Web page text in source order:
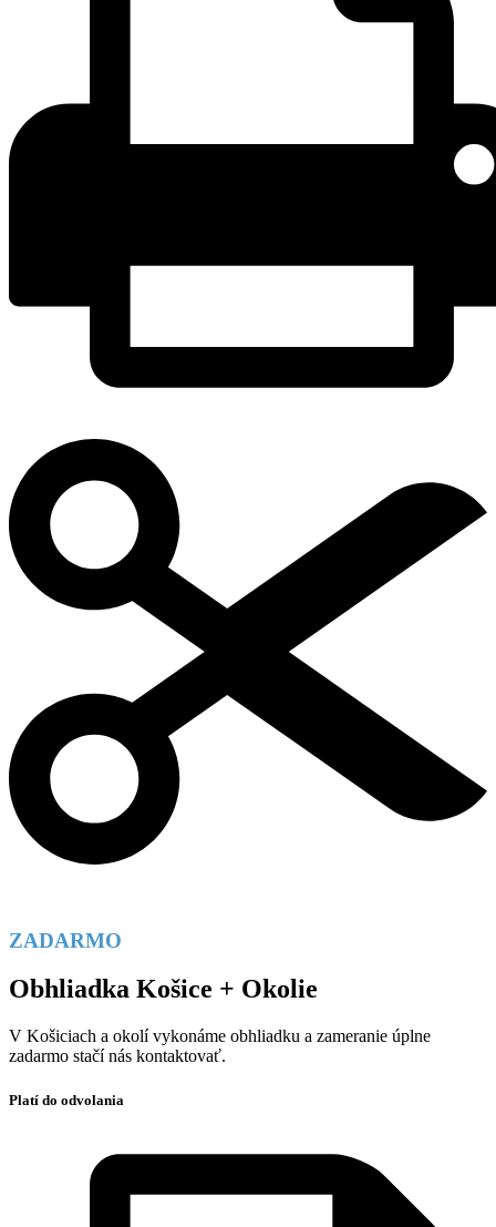
ZADARMO
Obhliadka Košice + Okolie
V Košiciach a okolí vykonáme obhliadku a zameranie úplne
zadarmo stačí nás kontaktovať.
Platí do odvolania